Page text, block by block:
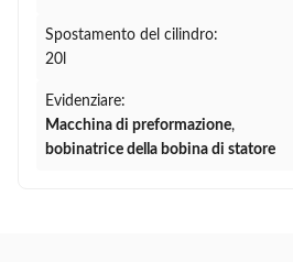
Spostamento del cilindro:
20l
Evidenziare:
Macchina di preformazione,
bobinatrice della bobina di statore